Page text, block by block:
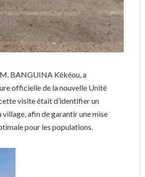
BANGUINA Kékéou, a
officielle de la nouvelle Unité
visite était d’identifier un
afin de garantir une mise
pour les populations.